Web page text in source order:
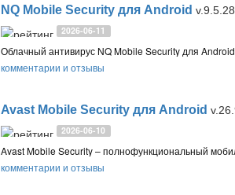
NQ Mobile Security для Android
2026-06-11
комментарии и отзывы
Avast Mobile Security для Android
2026-06-10
комментарии и отзывы